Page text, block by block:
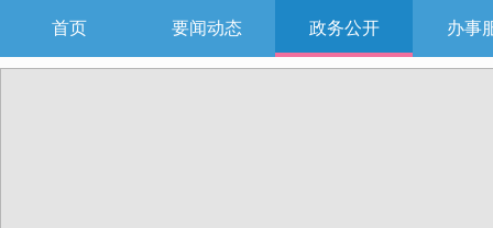
首页 要闻动态 政务公开 办事